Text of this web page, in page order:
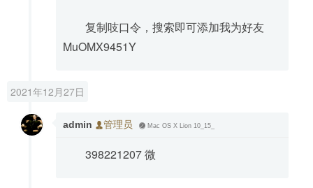
复制吱口令，搜索即可添加我为好友
MuOMX9451Y
2021年12月27日
admin 管理员 Mac OS X Lion 10_15_
398221207 微